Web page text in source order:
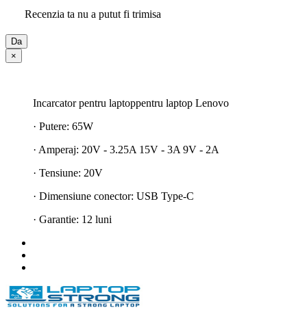
Recenzia ta nu a putut fi trimisa
Da
×
Incarcator pentru laptoppentru laptop Lenovo
· Putere: 65W
· Amperaj: 20V - 3.25A 15V - 3A 9V - 2A
· Tensiune: 20V
· Dimensiune conector: USB Type-C
· Garantie: 12 luni